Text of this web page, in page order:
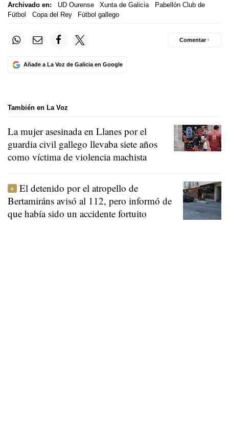
Archivado en: UD Ourense Xunta de Galicia
Pabellón Club de
Fútbol
Copa del Rey Fútbol gallego
Añade a La Voz de Galicia en Google
Comentar ·
También en La Voz
La mujer asesinada en Llanes por el
guardia civil gallego llevaba siete años
como víctima de violencia machista
El detenido por el atropello de
Bertamiráns avisó al 112, pero informó de
que había sido un accidente fortuito